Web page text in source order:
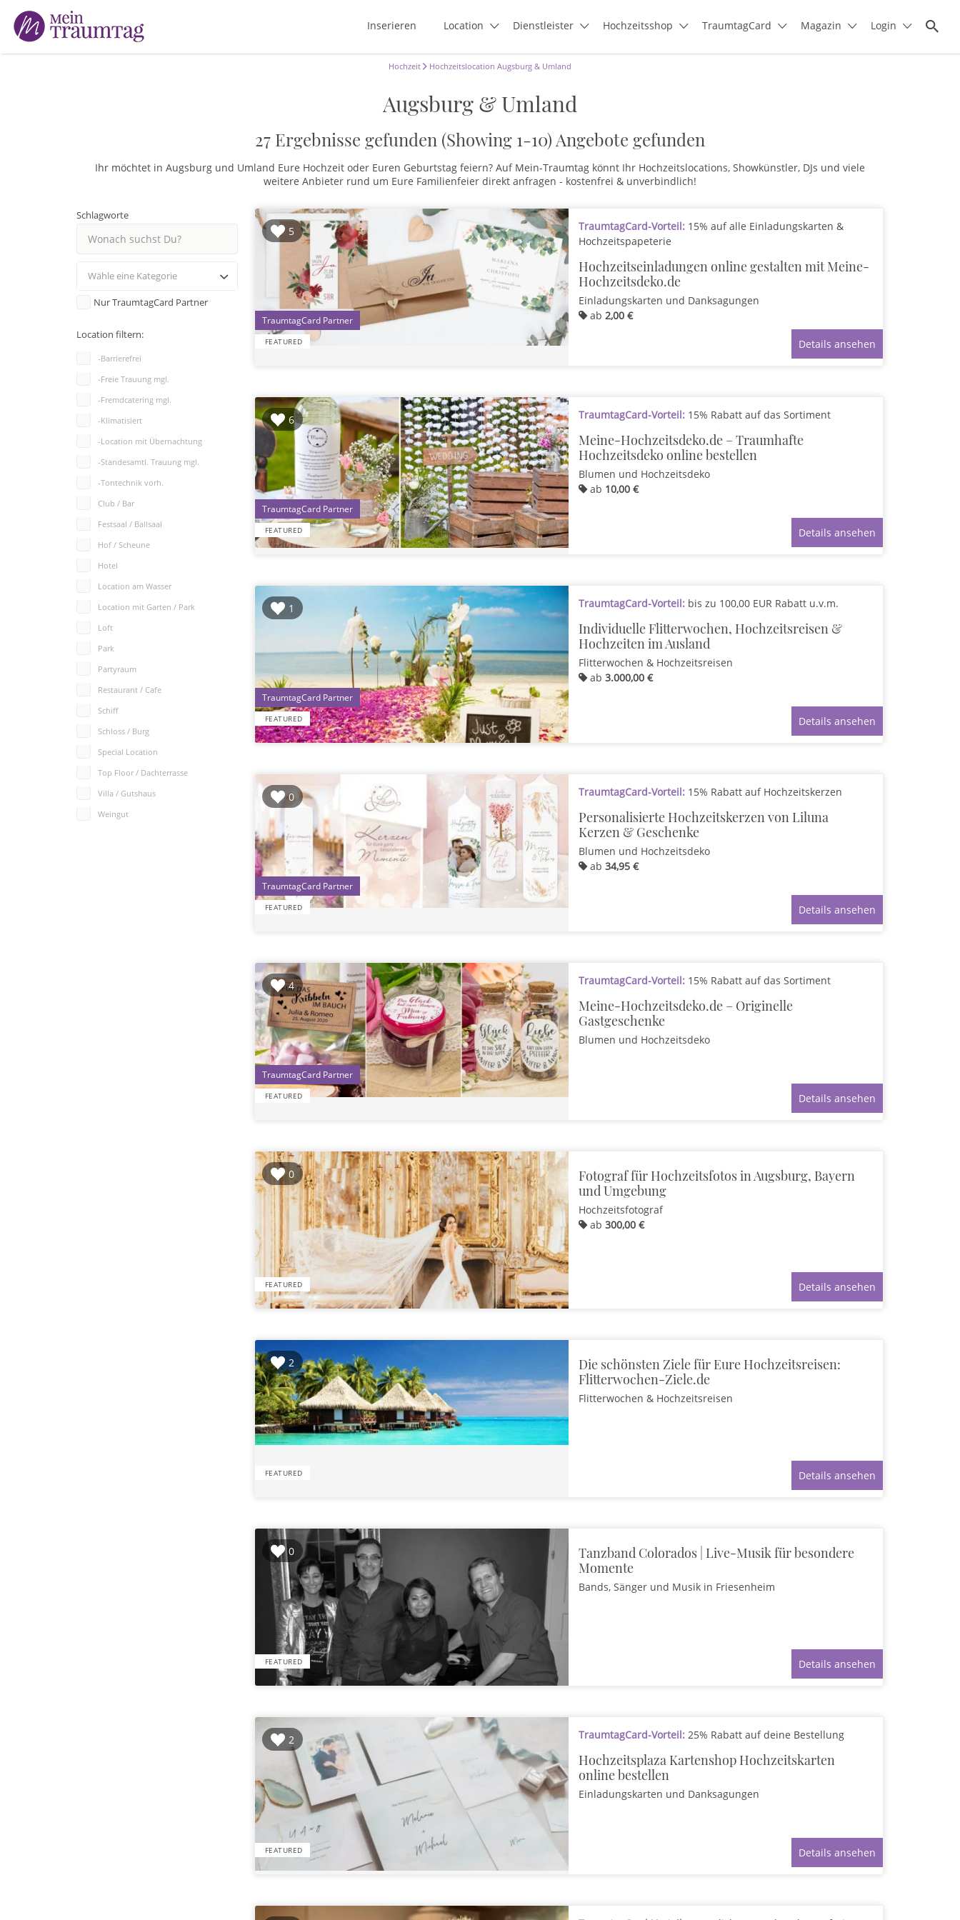
Inserieren Location Dienstleister Hochzeitsshop TraumtagCard Magazin Login
Suchen
nach:
Hochzeit Hochzeitslocation Augsburg & Umland
Augsburg & Umland
27 Ergebnisse gefunden (Showing 1-10) Angebote gefunden
Ihr möchtet in Augsburg und Umland Eure Hochzeit oder Euren Geburtstag feiern? Auf Mein-Traumtag könnt Ihr Hochzeitslocations, Showkünstler, DJs und viele
weitere Anbieter rund um Eure Familienfeier direkt anfragen - kostenfrei & unverbindlich!
Schlagworte
Wähle eine Kategorie
Nur TraumtagCard Partner
Location filtern:
-Barrierefrei
-Freie Trauung mgl.
-Fremdcatering mgl.
-Klimatisiert
-Location mit Übernachtung
-Standesamtl. Trauung mgl.
-Tontechnik vorh.
Club / Bar
Festsaal / Ballsaal
Hof / Scheune
Hotel
Location am Wasser
Location mit Garten / Park
Loft
Park
Partyraum
Restaurant / Cafe
Schiff
Schloss / Burg
Special Location
Top Floor / Dachterrasse
Villa / Gutshaus
Weingut
5
FEATURED
TraumtagCard-Vorteil: 15% auf alle Einladungskarten &
Hochzeitspapeterie
Hochzeitseinladungen online gestalten mit Meine-
Hochzeitsdeko.de
Einladungskarten und Danksagungen
ab2,00 €
Details ansehen
6
FEATURED
1
TraumtagCard-Vorteil: 15% Rabatt auf das Sortiment
Meine-Hochzeitsdeko.de – Traumhafte
Hochzeitsdeko online bestellen
Blumen und Hochzeitsdeko
ab 10,00 €
Details ansehen
1
FEATURED
1
TraumtagCard-Vorteil: bis zu 100,00 EUR Rabatt u.v.m.
Individuelle Flitterwochen, Hochzeitsreisen &
Hochzeiten im Ausland
Flitterwochen & Hochzeitsreisen
ab3.000,00 €
Details ansehen
0
FEATURED
TraumtagCard-Vorteil: 15% Rabatt auf Hochzeitskerzen
Personalisierte Hochzeitskerzen von Liluna
Kerzen & Geschenke
Blumen und Hochzeitsdeko
ab34,95 €
Details ansehen
4
FEATURED
1
TraumtagCard-Vorteil: 15% Rabatt auf das Sortiment
Meine-Hochzeitsdeko.de – Originelle
Gastgeschenke
Blumen und Hochzeitsdeko
Details ansehen
0
FEATURED
Fotograf für Hochzeitsfotos in Augsburg, Bayern
und Umgebung
Hochzeitsfotograf
ab300,00 €
Details ansehen
2
FEATURED
Die schönsten Ziele für Eure Hochzeitsreisen:
Flitterwochen-Ziele.de
Flitterwochen & Hochzeitsreisen
Details ansehen
0
FEATURED
Tanzband Colorados | Live-Musik für besondere
Momente
Bands, Sänger und Musik in Friesenheim
Details ansehen
2
FEATURED
TraumtagCard-Vorteil: 25% Rabatt auf deine Bestellung
Hochzeitsplaza Kartenshop Hochzeitskarten
online bestellen
Einladungskarten und Danksagungen
Details ansehen